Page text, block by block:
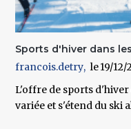
Sports d'hiver dans
francois.detry
19/12/
L'offre de sports d'hiver
variée et s'étend du ski